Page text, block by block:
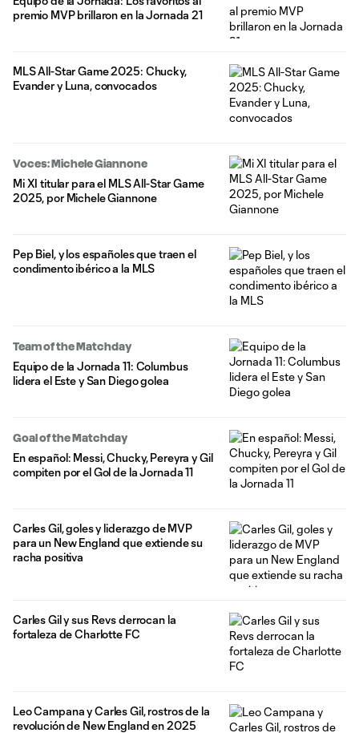
premio MVP brillaron en la Jornada 21
MLS All-Star Game 2025: Chucky,
Evander y Luna, convocados
Voces: Michele Giannone
Mi XI titular para el MLS All-Star Game
2025, por Michele Giannone
Pep Biel, y los españoles que traen el
condimento ibérico a la MLS
Team of the Matchday
Equipo de la Jornada 11: Columbus
lidera el Este y San Diego golea
Goal of the Matchday
En español: Messi, Chucky, Pereyra y Gil
compiten por el Gol de la Jornada 11
Carles Gil, goles y liderazgo de MVP
para un New England que extiende su
racha positiva
Carles Gil y sus Revs derrocan la
fortaleza de Charlotte FC
Leo Campana y Carles Gil, rostros de la
revolución de New England en 2025